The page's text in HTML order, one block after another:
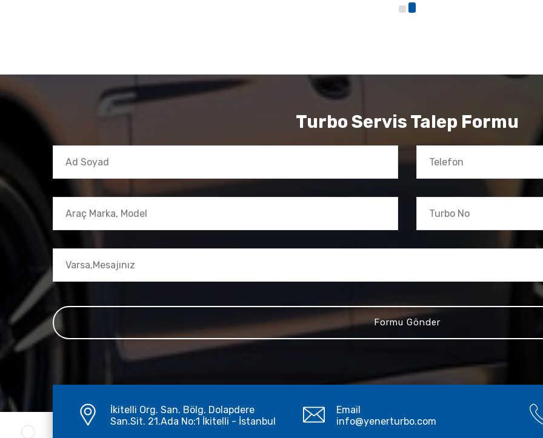
Turbo Servis Talep Formu
İkitelli Org. San. Bölg. Dolapdere
San.Sit. 21.Ada No:1 İkitelli - İstanbul
Email
info@yenerturbo.com